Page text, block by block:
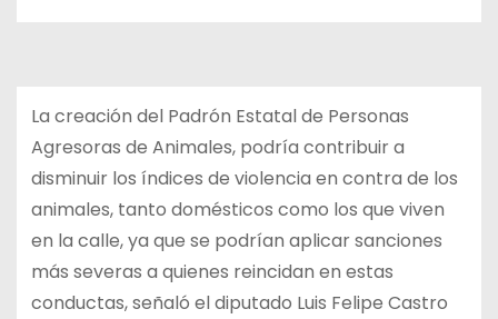
La creación del Padrón Estatal de Personas
Agresoras de Animales, podría contribuir a
disminuir los índices de violencia en contra de los
animales, tanto domésticos como los que viven
en la calle, ya que se podrían aplicar sanciones
más severas a quienes reincidan en estas
conductas, señaló el diputado Luis Felipe Castro